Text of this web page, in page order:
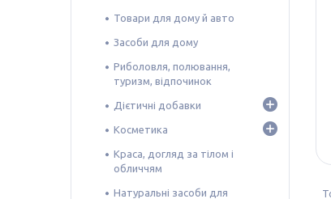
Товари для дому й авто
Засоби для дому
Риболовля, полювання,
туризм, відпочинок
Дієтичні добавки
Косметика
Краса, догляд за тілом і
обличчям
Натуральні засоби для